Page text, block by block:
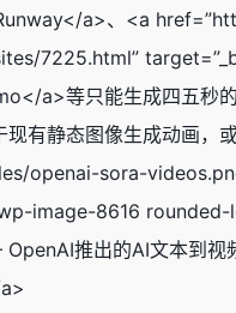
a>、<a
7225.html”
a>等只能生成四五秒的
有静态图像生成动画，
openai-sora-
image-8616
推出的AI文本到视